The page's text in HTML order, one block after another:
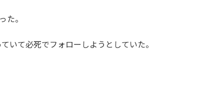
た。
いて必死でフォローしようとしていた。